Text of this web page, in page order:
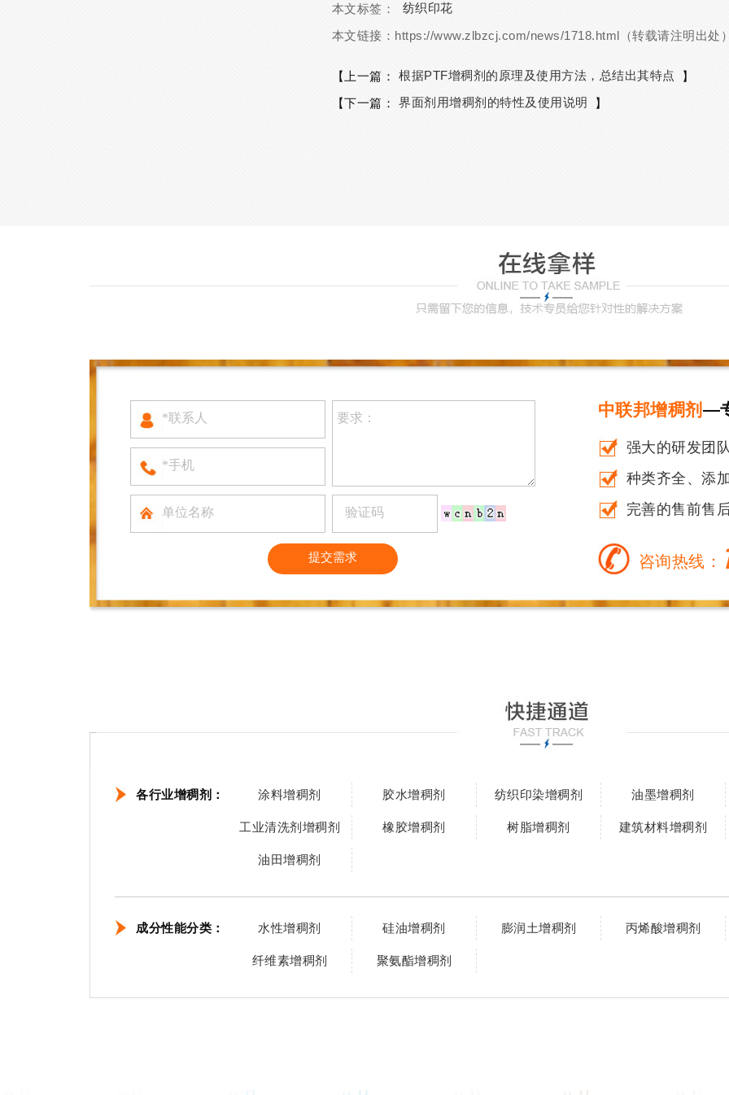
本文标签：
纺织印花
本文链接： https://www.zlbzcj.com/news/1718.html（转载请注明出处
【上一篇： 根据PTF增稠剂的原理及使用方法，总结出其特点
】
【下一篇：
界面剂用增稠剂的特性及使用说明 】
中联邦增稠剂 —
强大的研发团
种类齐全、添
完善的售前售
咨询热线：
各行业增稠剂： 涂料增稠剂 胶水增稠剂 纺织印染增稠剂 油墨增稠剂
工业清洗剂增稠剂 橡胶增稠剂 树脂增稠剂 建筑材料增稠剂
油田增稠剂
成分性能分类： 水性增稠剂 硅油增稠剂 膨润土增稠剂 丙烯酸增稠剂
纤维素增稠剂 聚氨酯增稠剂